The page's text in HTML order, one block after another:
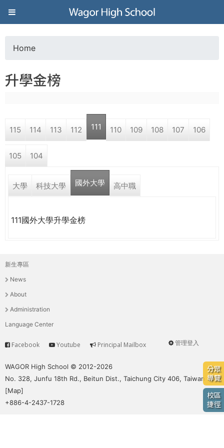
Jump to navigation
葳
格
高
學
培
養
具
國
移
動
的
世
界
公
o
a
r
e
r
e
Home
升學金榜
115 114 113 112 111 110 109 108 107 106
105 104
大學 科技大學 國外大學 高中職
111國外大學升學金榜
分眾
導覽
校區
捷徑
主
選
單
新生專區
News
About
Administration
Language Center
User
管理登入
Service
Facebook Youtube Principal Mailbox
WAGOR High School © 2012-2026
No. 328, Junfu 18th Rd., Beitun Dist., Taichung City 406, Taiwan
[Map]
+886-4-2437-1728